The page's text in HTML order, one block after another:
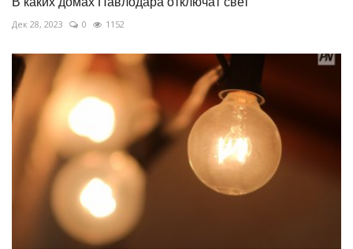
Дек 28, 2023 0 1152